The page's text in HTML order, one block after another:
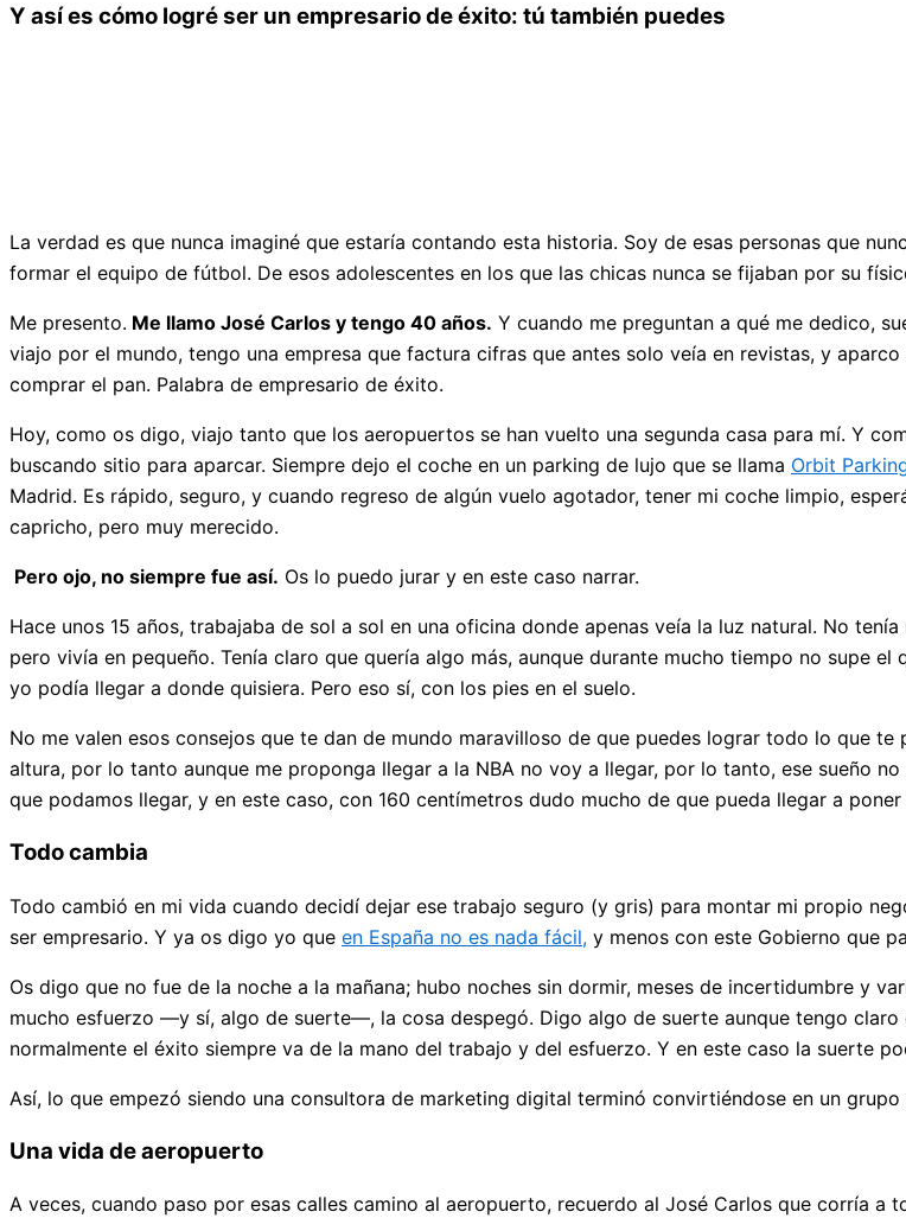
Y así es cómo logré ser un empresario de éxito: tú también puedes
La verdad es que nunca imaginé que estaría contando esta historia. Soy de esas personas que
formar el equipo de fútbol. De esos adolescentes en los que las chicas nunca se fijaban por su
Me presento. Me llamo José Carlos y tengo 40 años. Y cuando me preguntan a qué me dedico,
viajo por el mundo, tengo una empresa que factura cifras que antes solo veía en revistas, y aparco
comprar el pan. Palabra de empresario de éxito.
Hoy, como os digo, viajo tanto que los aeropuertos se han vuelto una segunda casa para mí. Y
buscando sitio para aparcar. Siempre dejo el coche en un parking de lujo que se llama Orbit
Madrid. Es rápido, seguro, y cuando regreso de algún vuelo agotador, tener mi coche limpio,
capricho, pero muy merecido.
Pero ojo, no siempre fue así. Os lo puedo jurar y en este caso narrar.
Hace unos 15 años, trabajaba de sol a sol en una oficina donde apenas veía la luz natural. No
pero vivía en pequeño. Tenía claro que quería algo más, aunque durante mucho tiempo no supe
yo podía llegar a donde quisiera. Pero eso sí, con los pies en el suelo.
No me valen esos consejos que te dan de mundo maravilloso de que puedes lograr todo lo que
altura, por lo tanto aunque me proponga llegar a la NBA no voy a llegar, por lo tanto, ese sueño
que podamos llegar, y en este caso, con 160 centímetros dudo mucho de que pueda llegar a
Todo cambia
Todo cambió en mi vida cuando decidí dejar ese trabajo seguro (y gris) para montar mi propio
ser empresario. Y ya os digo yo que en España no es nada fácil, y menos con este Gobierno que
Os digo que no fue de la noche a la mañana; hubo noches sin dormir, meses de incertidumbre y
mucho esfuerzo —y sí, algo de suerte—, la cosa despegó. Digo algo de suerte aunque tengo
normalmente el éxito siempre va de la mano del trabajo y del esfuerzo. Y en este caso la suerte
Así, lo que empezó siendo una consultora de marketing digital terminó convirtiéndose en un
Una vida de aeropuerto
A veces, cuando paso por esas calles camino al aeropuerto, recuerdo al José Carlos que corría